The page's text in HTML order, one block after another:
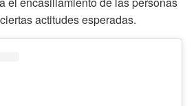
actitudes esperadas.